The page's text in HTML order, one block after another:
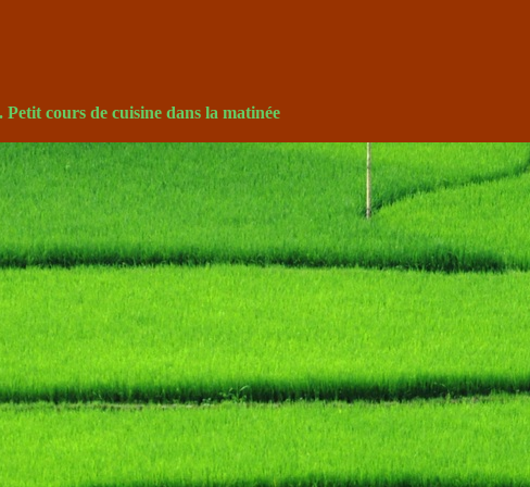
. Petit cours de cuisine dans la matinée